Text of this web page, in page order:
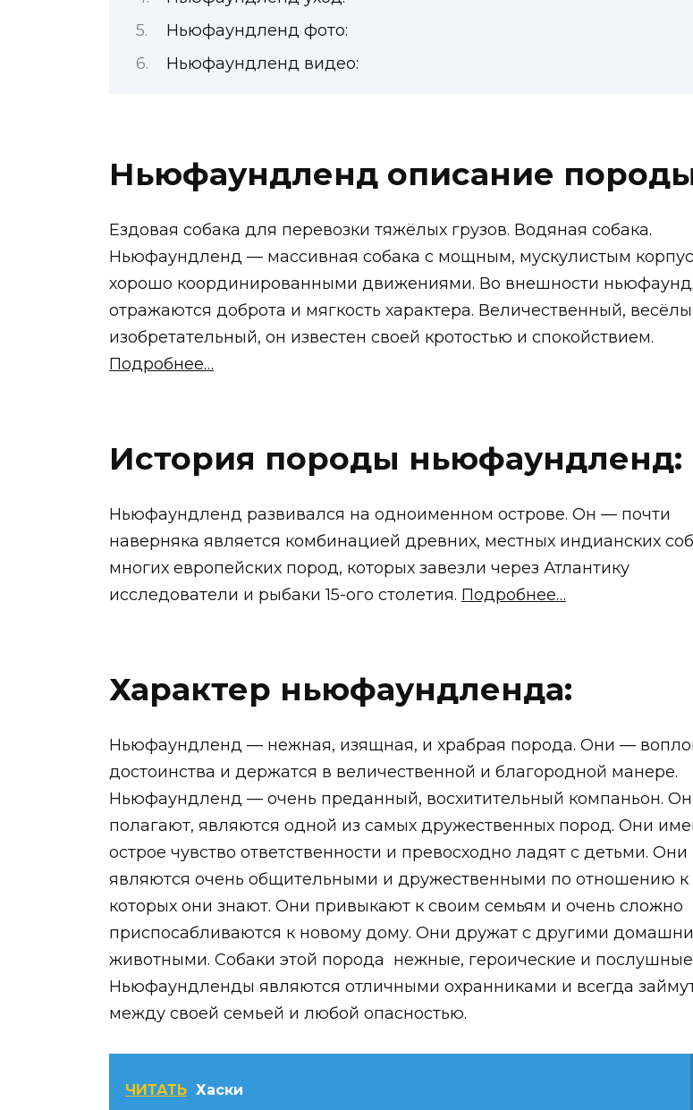
Ньюфаундленд фото:
Ньюфаундленд видео:
Ньюфаундленд описание
Ездовая собака для перевозки тяжёлых грузов. Водяная собака.
Ньюфаундленд — массивная собака с мощным, мускулистым
хорошо координированными движениями. Во внешности
отражаются доброта и мягкость характера. Величественный,
изобретательный, он известен своей кротостью и спокойствием.
Подробнее…
История породы ньюфаундленд:
Ньюфаундленд развивался на одноименном острове. Он — почти
наверняка является комбинацией древних, местных индианских
многих европейских пород, которых завезли через Атлантику
исследователи и рыбаки 15-ого столетия. Подробнее…
Характер ньюфаундленда:
Ньюфаундленд — нежная, изящная, и храбрая порода. Они —
достоинства и держатся в величественной и благородной манере.
Ньюфаундленд — очень преданный, восхитительный компаньон.
полагают, являются одной из самых дружественных пород. Они
острое чувство ответственности и превосходно ладят с детьми. Они
являются очень общительными и дружественными по отношению к
которых они знают. Они привыкают к своим семьям и очень сложно
приспосабливаются к новому дому. Они дружат с другими
животными. Собаки этой порода нежные, героические и
Ньюфаундленды являются отличными охранниками и всегда
между своей семьей и любой опасностью.
ЧИТАТЬ Хаски